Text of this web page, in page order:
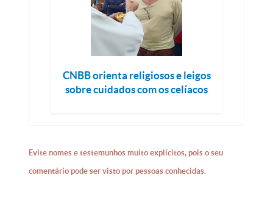
CNBB orienta religiosos e leigos
sobre cuidados com os celíacos
Evite nomes e testemunhos muito explícitos, pois o seu
comentário pode ser visto por pessoas conhecidas.